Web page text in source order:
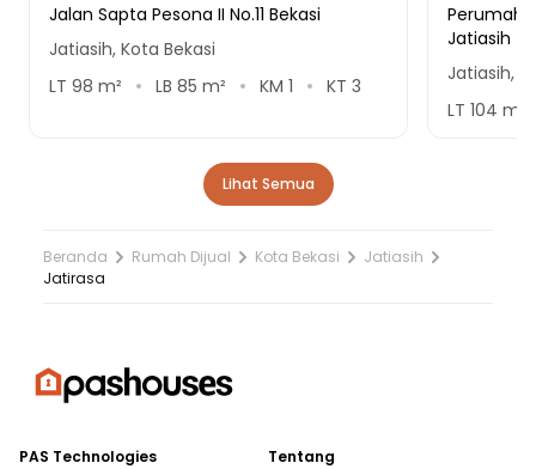
Jalan Sapta Pesona II No.11 Bekasi
Jatiasih, Kota Bekasi
LT 98 m² LB 85 m² KM 1 KT 3
Jatiasih
Jatiasih,
LT 104 m²
Lihat Semua
Beranda Rumah Dijual Kota Bekasi
Jatiasih
Jatirasa
PAS Technologies
Tentang